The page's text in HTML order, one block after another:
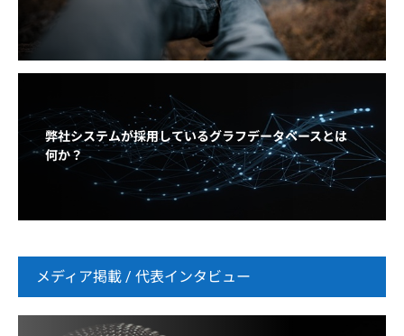
弊社システムが採用しているグラフデータベースとは
何か？
メディア掲載 / 代表インタビュー